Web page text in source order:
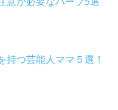
持つ芸能人ママ５選！